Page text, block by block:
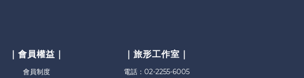
｜會員權益｜
會員制度
｜旅形工作室｜
電話：02-2255-6005